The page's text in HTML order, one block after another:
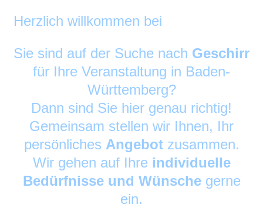
Herzlich willkommen bei
Sie sind auf der Suche nach Geschirr
für Ihre Veranstaltung in Baden-
Württemberg?
Dann sind Sie hier genau richtig!
Gemeinsam stellen wir Ihnen, Ihr
persönliches Angebot zusammen.
Wir gehen auf Ihre individuelle
Bedürfnisse und Wünschegerne
ein.